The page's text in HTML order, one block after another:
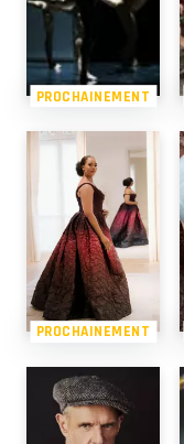
PROCHAINEMENT
PROCHAINEMENT